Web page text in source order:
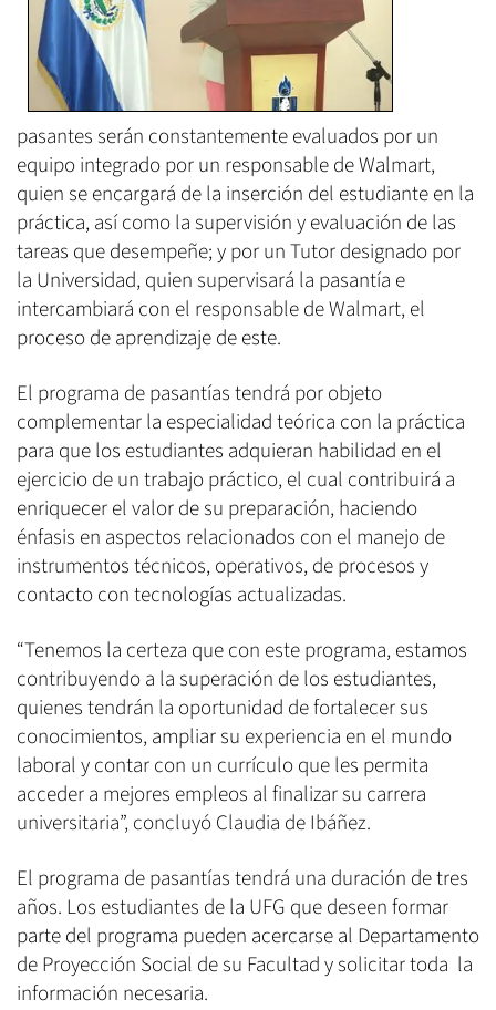
pasantes serán constantemente evaluados por un
equipo integrado por un responsable de Walmart,
quien se encargará de la inserción del estudiante en la
práctica, así como la supervisión y evaluación de las
tareas que desempeñe; y por un Tutor designado por
la Universidad, quien supervisará la pasantía e
intercambiará con el responsable de Walmart, el
proceso de aprendizaje de este.
El programa de pasantías tendrá por objeto
complementar la especialidad teórica con la práctica
para que los estudiantes adquieran habilidad en el
ejercicio de un trabajo práctico, el cual contribuirá a
enriquecer el valor de su preparación, haciendo
énfasis en aspectos relacionados con el manejo de
instrumentos técnicos, operativos, de procesos y
contacto con tecnologías actualizadas.
“Tenemos la certeza que con este programa, estamos
contribuyendo a la superación de los estudiantes,
quienes tendrán la oportunidad de fortalecer sus
conocimientos, ampliar su experiencia en el mundo
laboral y contar con un currículo que les permita
acceder a mejores empleos al finalizar su carrera
universitaria”, concluyó Claudia de Ibáñez.
El programa de pasantías tendrá una duración de tres
años. Los estudiantes de la UFG que deseen formar
parte del programa pueden acercarse al Departamento
de Proyección Social de su Facultad y solicitar toda la
información necesaria.